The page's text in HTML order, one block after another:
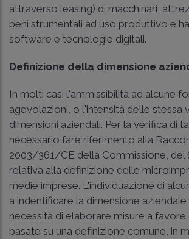
attraverso leasing) di macchinari,
beni strumentali ad uso produttivo e
software e tecnologie digitali.
Definizione della dimensione
In molti casi l'ammissibilità ad alcune
agevolazioni, o l'intensità delle stessa
dimensioni aziendali. Per la verifica di
necessario fare riferimento alla
2003/361/CE della Commissione, del
relativa alla definizione delle
medie imprese. L'individuazione di
a indentificare la dimensione aziendale
necessità di elaborare misure a favore
basate su una definizione comune, in